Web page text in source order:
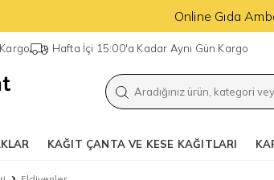
Online Gıda
Hafta İçi 15:00'a Kadar Aynı Gün Kargo
KAĞIT ÇANTA VE KESE KAĞITLARI